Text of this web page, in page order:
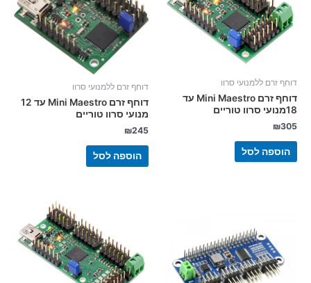
דוחף זרם ללמנועי סרוו
דוחף זרם Mini Maestro עד
18מנועי סרוו טוריים
₪305
הוספה לסל
דוחף זרם ללמנועי סרוו
דוחף זרם Mini Maestro עד 12
מנועי סרוו טוריים
₪245
הוספה לסל